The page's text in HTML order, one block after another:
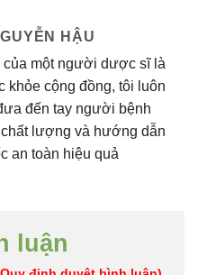
HẬU
một người dược sĩ là
khỏe cộng đồng, tôi luôn
đến tay người bệnh
lượng và hướng dẫn
an toàn hiệu quả
luận